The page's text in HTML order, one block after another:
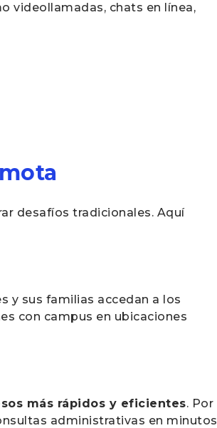
videollamadas, chats en línea,
desafíos tradicionales. Aquí
y sus familias accedan a los
con campus en ubicaciones
más rápidos y eficientes. Por
administrativas en minutos